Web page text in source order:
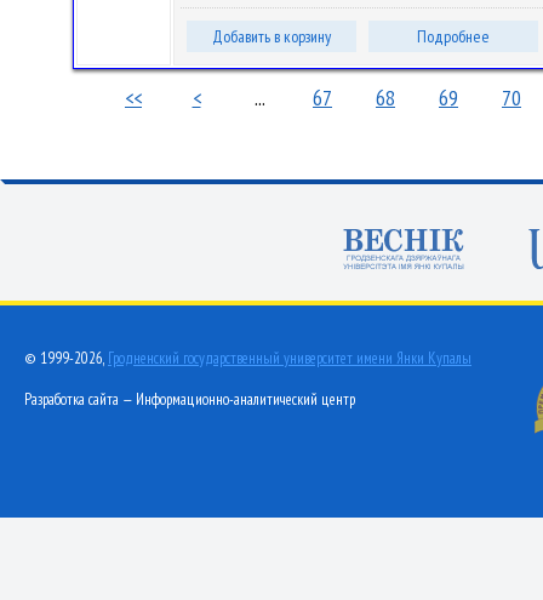
Добавить в корзину Подробнее
<< < ... 67 68 69 70
© 1999-2026, Гродненский государственный университет имени Янки Купалы
Разработка сайта — Информационно-аналитический центр